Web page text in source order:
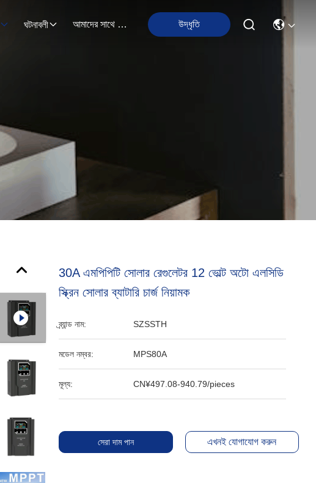
ঘটনাবলী আমাদের সাথে যোগাযোগ উদ্ধৃতি
30A এমপিপিটি সোলার রেগুলেটর 12 ভোল্ট অটো এলসিডি
স্ক্রিন সোলার ব্যাটারি চার্জ নিয়ামক
ব্র্যান্ড নাম: SZSSTH
মডেল নম্বর: MPS80A
মূল্য: CN¥497.08-940.79/pieces
সেরা দাম পান এখনই যোগাযোগ করুন